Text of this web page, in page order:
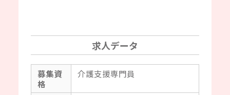
求人データ
募集資
格
介護支援専門員